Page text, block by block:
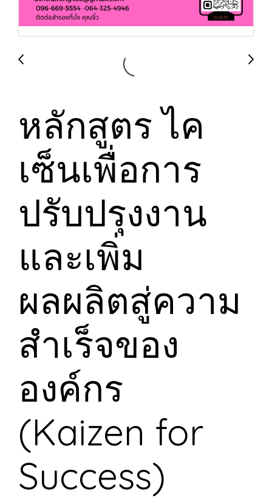
หลักสูตร ไค
เซ็นเพื่อการ
ปรับปรุงงาน
และเพิ่ม
ผลผลิตสู่ความ
สำเร็จของ
องค์กร
(Kaizen for
Success)